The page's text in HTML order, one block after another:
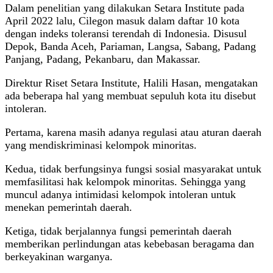
Dalam penelitian yang dilakukan Setara Institute pada
April 2022 lalu, Cilegon masuk dalam daftar 10 kota
dengan indeks toleransi terendah di Indonesia. Disusul
Depok, Banda Aceh, Pariaman, Langsa, Sabang, Padang
Panjang, Padang, Pekanbaru, dan Makassar.
Direktur Riset Setara Institute, Halili Hasan, mengatakan
ada beberapa hal yang membuat sepuluh kota itu disebut
intoleran.
Pertama, karena masih adanya regulasi atau aturan daerah
yang mendiskriminasi kelompok minoritas.
Kedua, tidak berfungsinya fungsi sosial masyarakat untuk
memfasilitasi hak kelompok minoritas. Sehingga yang
muncul adanya intimidasi kelompok intoleran untuk
menekan pemerintah daerah.
Ketiga, tidak berjalannya fungsi pemerintah daerah
memberikan perlindungan atas kebebasan beragama dan
berkeyakinan warganya.